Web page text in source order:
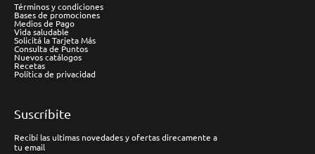
Términos y condiciones
Bases de promociones
Medios de Pago
Vida saludable
Solicitá la Tarjeta Más
Consulta de Puntos
Nuevos catálogos
Recetas
Política de privacidad
Suscríbite
Recibí las ultimas novedades y ofertas direcamente a
tu email